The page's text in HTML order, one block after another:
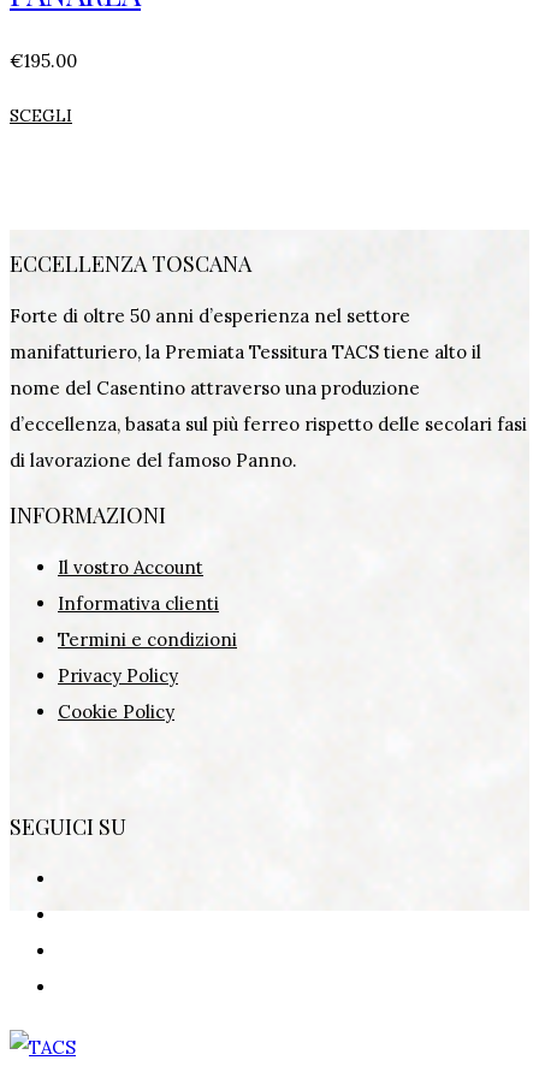
€195.00
SCEGLI
ECCELLENZA TOSCANA
Forte di oltre 50 anni d’esperienza nel settore
manifatturiero, la Premiata Tessitura TACS tiene alto il
nome del Casentino attraverso una produzione
d’eccellenza, basata sul più ferreo rispetto delle secolari fasi
di lavorazione del famoso Panno.
INFORMAZIONI
Il vostro Account
Informativa clienti
Termini e condizioni
Privacy Policy
Cookie Policy
SEGUICI SU